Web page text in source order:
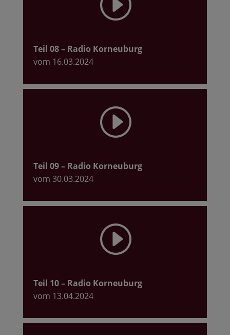
Teil 08– Radio Korneuburg
vom 16.03.2024
I
Teil 09– Radio Korneuburg
vom 30.03.2024
I
Teil 10– Radio Korneuburg
vom 13.04.2024